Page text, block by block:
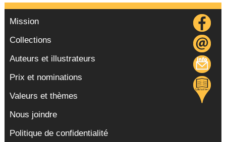
Mission
Collections
Auteurs et illustrateurs
Prix et nominations
Valeurs et thèmes
Nous joindre
Politique de confidentialité